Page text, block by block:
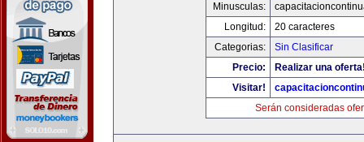
Minusculas:
Longitud:
20 caracteres
Categorias:
Sin Clasificar
Precio:
Realizar una
Visitar!
Serán consideradas